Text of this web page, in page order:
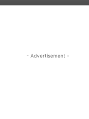
- Advertisement -